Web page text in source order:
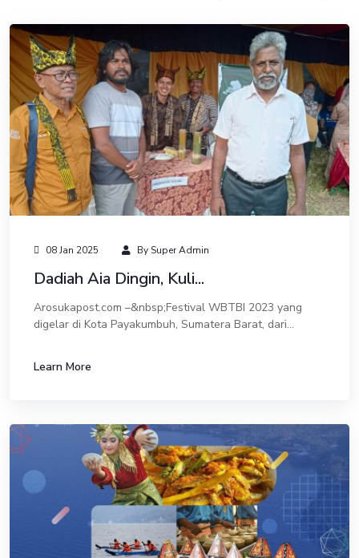
08 Jan 2025 By Super Admin
Dadiah Aia Dingin, Kuli...
Arosukapost.com –&nbsp;Festival WBTBI 2023 yang
digelar di Kota Payakumbuh, Sumatera Barat, dari
Learn More